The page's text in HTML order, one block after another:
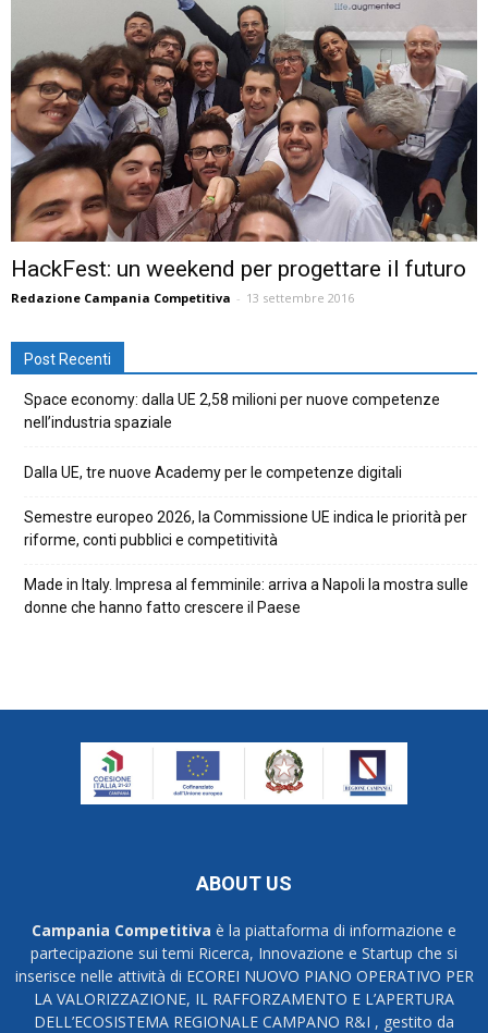
HackFest: un weekend per progettare il futuro
Redazione Campania Competitiva - 13 settembre 2016
Post Recenti
Space economy: dalla UE 2,58 milioni per nuove competenze
nell’industria spaziale
Dalla UE, tre nuove Academy per le competenze digitali
Semestre europeo 2026, la Commissione UE indica le priorità per
riforme, conti pubblici e competitività
Made in Italy. Impresa al femminile: arriva a Napoli la mostra sulle
donne che hanno fatto crescere il Paese
ABOUT US
Campania Competitiva è la piattaforma di informazione e
partecipazione sui temi Ricerca, Innovazione e Startup che si
inserisce nelle attività di ECOREI NUOVO PIANO OPERATIVO PER
LA VALORIZZAZIONE, IL RAFFORZAMENTO E L’APERTURA
DELL’ECOSISTEMA REGIONALE CAMPANO R&I , gestito da